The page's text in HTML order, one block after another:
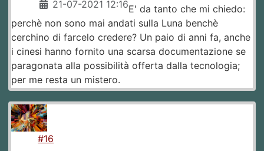
21-07-2021 12:16E' da tanto che mi chiedo:
perchè non sono mai andati sulla Luna benchè
cerchino di farcelo credere? Un paio di anni fa, anche
i cinesi hanno fornito una scarsa documentazione se
paragonata alla possibilità offerta dalla tecnologia;
per me resta un mistero.
#16